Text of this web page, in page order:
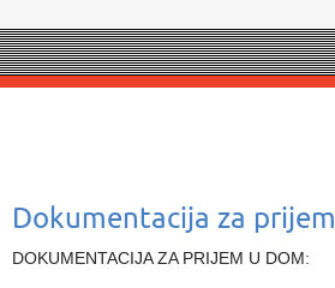
Dokumentacija za prijem
DOKUMENTACIJA ZA PRIJEM U DOM: